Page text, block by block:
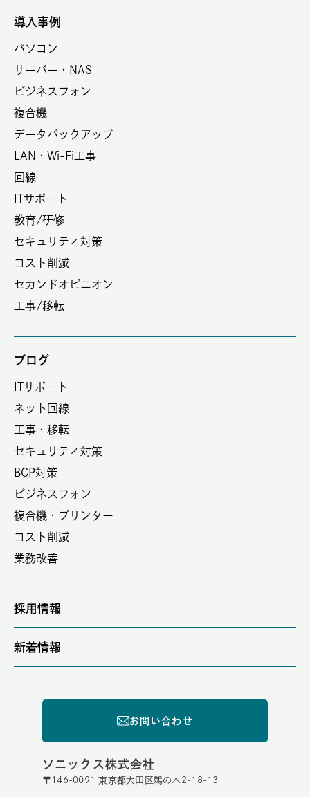
導入事例
パソコン
サーバー・NAS
ビジネスフォン
複合機
データバックアップ
LAN・Wi-Fi工事
回線
ITサポート
教育/研修
セキュリティ対策
コスト削減
セカンドオピニオン
工事/移転
ブログ
ITサポート
ネット回線
工事・移転
セキュリティ対策
BCP対策
ビジネスフォン
複合機・プリンター
コスト削減
業務改善
採用情報
新着情報
お問い合わせ
ソニックス株式会社
〒146-0091 東京都大田区鵜の木2-18-13